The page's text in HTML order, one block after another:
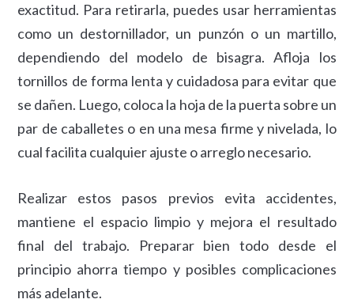
exactitud. Para retirarla, puedes usar herramientas
como un destornillador, un punzón o un martillo,
dependiendo del modelo de bisagra. Afloja los
tornillos de forma lenta y cuidadosa para evitar que
se dañen. Luego, coloca la hoja de la puerta sobre un
par de caballetes o en una mesa firme y nivelada, lo
cual facilita cualquier ajuste o arreglo necesario.
Realizar estos pasos previos evita accidentes,
mantiene el espacio limpio y mejora el resultado
final del trabajo. Preparar bien todo desde el
principio ahorra tiempo y posibles complicaciones
más adelante.